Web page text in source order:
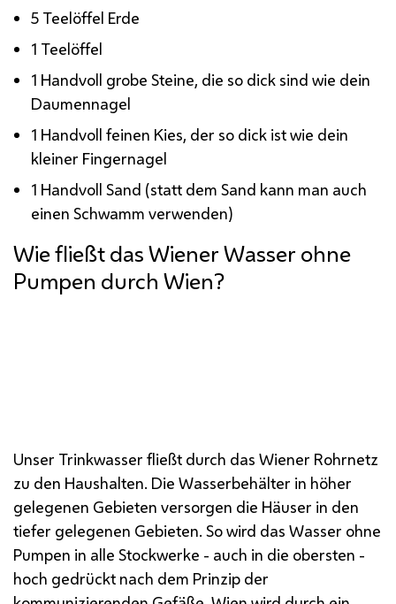
5 Teelöffel Erde
1 Teelöffel
1 Handvoll grobe Steine, die so dick sind wie dein
Daumennagel
1 Handvoll feinen Kies, der so dick ist wie dein
kleiner Fingernagel
1 Handvoll Sand (statt dem Sand kann man auch
einen Schwamm verwenden)
Wie fließt das Wiener Wasser ohne
Pumpen durch Wien?
Unser Trinkwasser fließt durch das Wiener Rohrnetz
zu den Haushalten. Die Wasserbehälter in höher
gelegenen Gebieten versorgen die Häuser in den
tiefer gelegenen Gebieten. So wird das Wasser ohne
Pumpen in alle Stockwerke - auch in die obersten -
hoch gedrückt nach dem Prinzip der